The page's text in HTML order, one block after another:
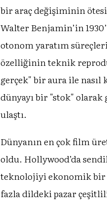
bir araç değişiminin
Walter Benjamin’in
otonom yaratım
özelliğinin teknik
gerçek" bir aura ile nasıl
dünyayı bir "stok"
ulaştı.
Dünyanın en çok film
oldu. Hollywood’da
teknolojiyi ekonomik bir
fazla dildeki pazar